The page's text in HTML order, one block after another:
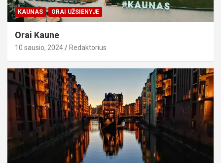
KAUNAS ORAI UŽSIENYJE
Orai Kaune
10 sausio, 2024 Redaktorius